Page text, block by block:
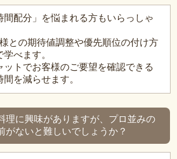
間配分」を悩まれる方もいらっしゃ
との期待値調整や優先順位の付け方
べます。
ットでお客様のご要望を確認できる
を減らせます。
理に興味がありますが、プロ並みの
がないと難しいでしょうか？